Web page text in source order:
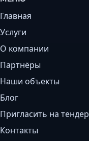
Главная
Услуги
О компании
Партнёры
Наши объекты
Блог
Пригласить на тендер
Контакты